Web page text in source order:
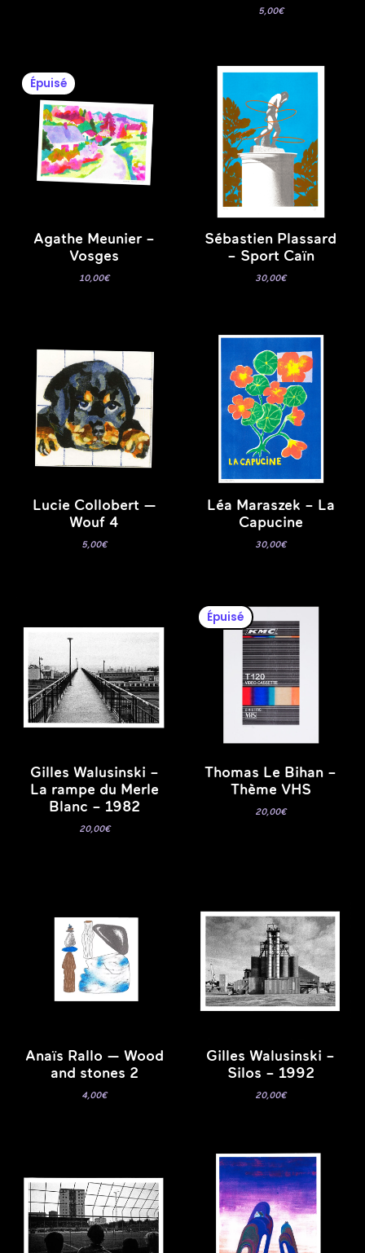
5,00€
Épuisé
Agathe Meunier –
Vosges
10,00€
Sébastien Plassard
– Sport Caïn
30,00€
Lucie Collobert —
Wouf 4
5,00€
Léa Maraszek – La
Capucine
30,00€
Gilles Walusinski –
La rampe du Merle
Blanc – 1982
20,00€
Épuisé
Thomas Le Bihan –
Thème VHS
20,00€
Anaïs Rallo — Wood
and stones 2
4,00€
Gilles Walusinski –
Silos – 1992
20,00€